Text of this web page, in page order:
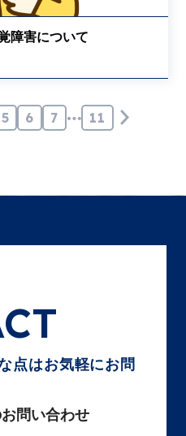
障害について
5 6 7 11
点はお気軽にお問
問い合わせ